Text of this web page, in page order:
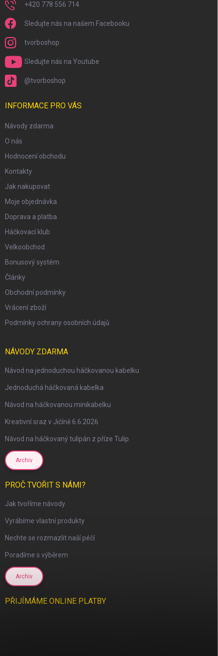
+420 778 556 714
Sledujte nás na našem Facebooku
tvorboshop
Sledujte nás na Youtube
@tvorboshop
INFORMACE PRO VÁS
Návody zdarma
O nás
Hodnocení obchodu
Kontakty
Jak nakupovat
Moje objednávka
Doprava a platba
Háčkovací klub
Velkoobchod
Bonusový systém
Články
Obchodní podmínky
Vrácení zboží
Podmínky ochrany osobních údajů
NÁVODY ZDARMA
Návod na jednoduchou háčkovanou kabelku
Jednoduchá háčkovaná kabelka
Návod na háčkovanou minikabelku
Kreativní sraz v Jičíně 6.6.2026
Návod na háčkovaný tulipán z příze Tulip
Archiv
PROČ TVOŘIT S NÁMI?
Jak tvoříme návody
Vyrábíme vlastní produkty
Nechte se rozmazlit naší péčí
Poradíme s výběrem
Archiv
PŘIJÍMÁME ONLINE PLATBY